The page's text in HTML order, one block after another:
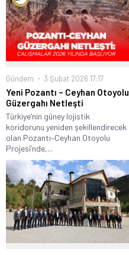
Gündem 3 Şubat 2026 17:17
Yeni Pozantı – Ceyhan Otoyolu
Güzergahı Netleşti
Türkiye’nin güney lojistik
koridorunu yeniden şekillendirecek
olan Pozantı–Ceyhan Otoyolu
Projesi’nde,...